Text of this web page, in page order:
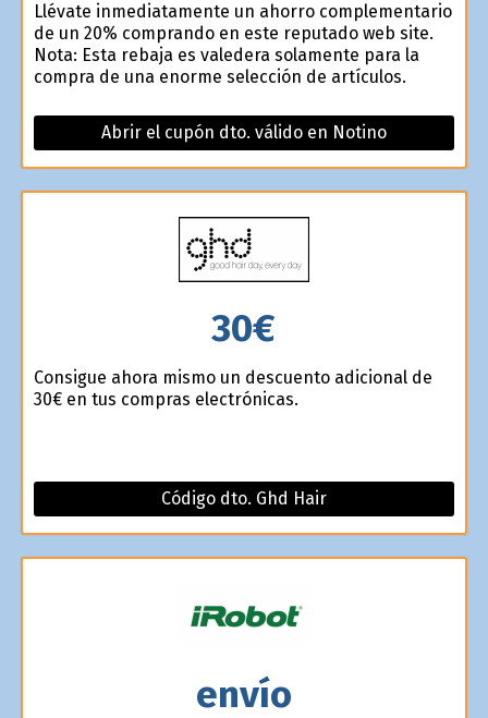
Llévate inmediatamente un ahorro complementario
de un 20% comprando en este reputado web site.
Nota: Esta rebaja es valedera solamente para la
compra de una enorme selección de artículos.
Abrir el cupón dto. válido en Notino
30€
Consigue ahora mismo un descuento adicional de
30€ en tus compras electrónicas.
Código dto. Ghd Hair
envío